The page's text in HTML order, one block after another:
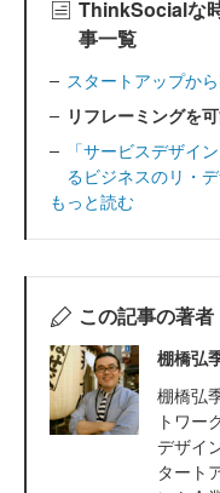
ThinkSocialな
事一覧
スタートアップか
リフレーミングを
「サービスデザイ
るビジネスのリ・
もっと読む
この記事の著者
棚橋弘
棚橋弘
トワー
デザイ
タート